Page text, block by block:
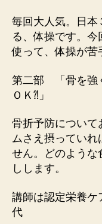
ク
シ
ョ
ッ
プ
（
を
開
催
毎回大人気。日本
る、体操です。
使って、体操が苦
第二部 「骨を強
ＯＫ⁈」
骨折予防について
ムさえ摂っていれ
せん。どのような
しします。
講師は認定栄養ケ
代